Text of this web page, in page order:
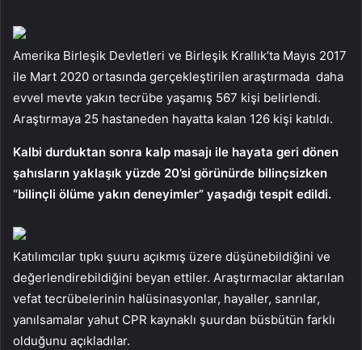
Amerika Birleşik Devletleri ve Birleşik Krallık’ta Mayıs 2017
ile Mart 2020 ortasında gerçekleştirilen araştırmada daha
evvel mevte yakın tecrübe yaşamış 567 kişi belirlendi.
Araştırmaya 25 hastaneden hayatta kalan 126 kişi katıldı.
Kalbi durduktan sonra kalp masajı ile hayata geri dönen
şahısların yaklaşık yüzde 20’si görünürde bilinçsizken
“bilinçli ölüme yakın deneyimler” yaşadığı tespit edildi.
Katılımcılar tıpkı şuuru açıkmış üzere düşünebildiğini ve
değerlendirebildiğini beyan ettiler. Araştırmacılar aktarılan
vefat tecrübelerinin halüsinasyonlar, hayaller, sanrılar,
yanılsamalar yahut CPR kaynaklı şuurdan büsbütün farklı
olduğunu açıkladılar.